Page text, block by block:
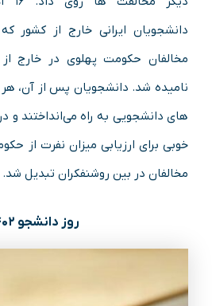
دانشجویان ایرانی خارج از کشور
مخالفان حکومت پهلوی در خارج از
نامیده شد. دانشجویان پس از آن،
خوبی برای ارزیابی میزان نفرت از
مخالفان در بین روشنفکران تبدیل شد.
روز دانشجو ۱۴۰۲